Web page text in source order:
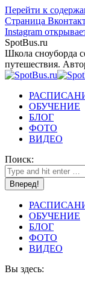
Перейти к
Страница
Instagram
SpotBus.ru
Школа сноуборда
путешествия.
ОБУЧЕНИЕ
БЛОГ
ФОТО
ВИДЕО
Поиск:
ОБУЧЕНИЕ
БЛОГ
ФОТО
ВИДЕО
Вы здесь: